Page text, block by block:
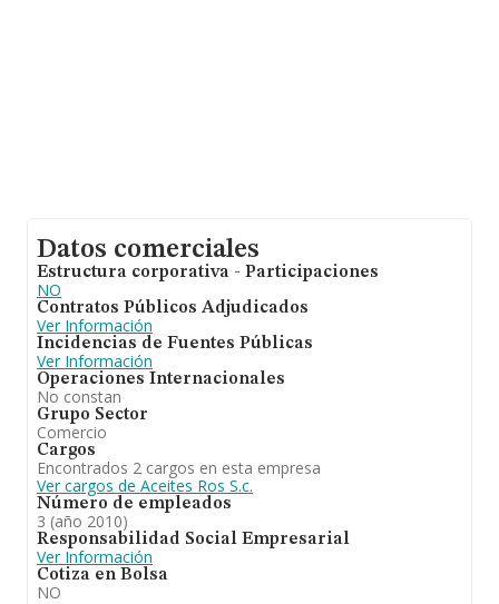
Datos comerciales
Estructura corporativa - Participaciones
NO
Contratos Públicos Adjudicados
Ver Información
Incidencias de Fuentes Públicas
Ver Información
Operaciones Internacionales
No constan
Grupo Sector
Comercio
Cargos
Encontrados 2 cargos en esta empresa
Ver cargos de Aceites Ros S.c.
Número de empleados
3 (año 2010)
Responsabilidad Social Empresarial
Ver Información
Cotiza en Bolsa
NO